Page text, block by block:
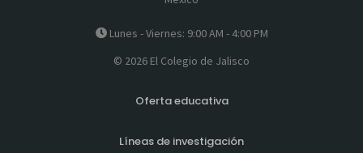
Lunes - Viernes: 9:00 AM - 4:00 PM
© 2026 El Colegio de Jalisco
Oferta educativa
Líneas de investigación